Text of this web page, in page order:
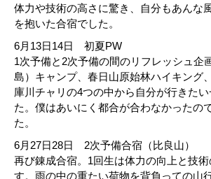
体力や技術の高さに驚き、自分もあんな
を抱いた合宿でした。
6月13日14日 初夏PW
1次予備と2次予備の間のリフレッシュ企
島）キャンプ、春日山原始林ハイキング
庫川チャリの4つの中から自分が行きた
た。僕はあいにく都合が合わなかったの
た。
6月27日28日 2次予備合宿（比良山）
再び錬成合宿。1回生は体力の向上と技
す。雨の中の重たい荷物を背負っての山